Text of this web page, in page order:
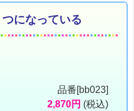
になっている
品番[bb023]
2,870円 (税込)